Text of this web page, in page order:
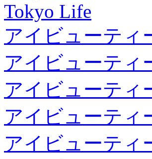
Tokyo Life
アイビューティ
アイビューティ
アイビューティ
アイビューティ
アイビューティ